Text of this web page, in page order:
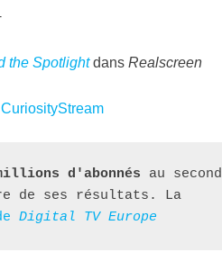
the SpotlightdansRealscreen
d'abonnés au second
de ses résultats. La
Digital TV Europe